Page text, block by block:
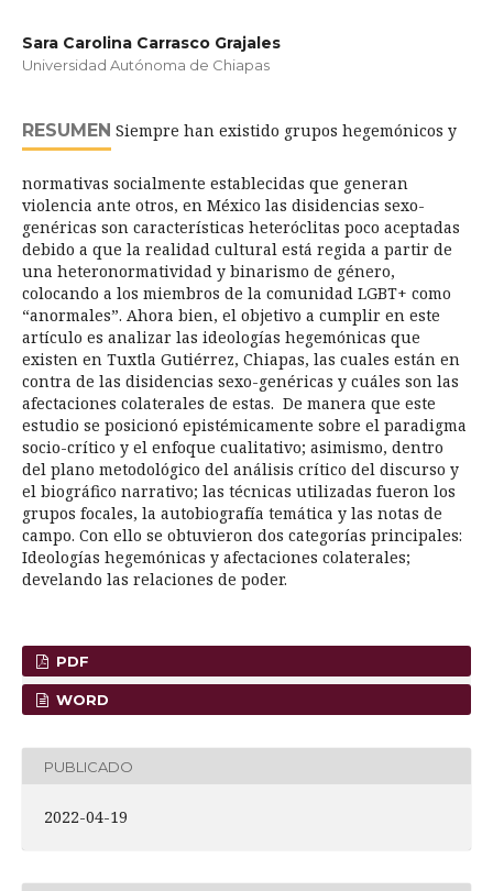
Sara Carolina Carrasco Grajales
Universidad Autónoma de Chiapas
RESUMEN Siempre han existido grupos hegemónicos y
normativas socialmente establecidas que generan
violencia ante otros, en México las disidencias sexo-
genéricas son características heteróclitas poco aceptadas
debido a que la realidad cultural está regida a partir de
una heteronormatividad y binarismo de género,
colocando a los miembros de la comunidad LGBT+ como
“anormales”. Ahora bien, el objetivo a cumplir en este
artículo es analizar las ideologías hegemónicas que
existen en Tuxtla Gutiérrez, Chiapas, las cuales están en
contra de las disidencias sexo-genéricas y cuáles son las
afectaciones colaterales de estas. De manera que este
estudio se posicionó epistémicamente sobre el paradigma
socio-crítico y el enfoque cualitativo; asimismo, dentro
del plano metodológico del análisis crítico del discurso y
el biográfico narrativo; las técnicas utilizadas fueron los
grupos focales, la autobiografía temática y las notas de
campo. Con ello se obtuvieron dos categorías principales:
Ideologías hegemónicas y afectaciones colaterales;
develando las relaciones de poder.
PDF
WORD
PUBLICADO
2022-04-19